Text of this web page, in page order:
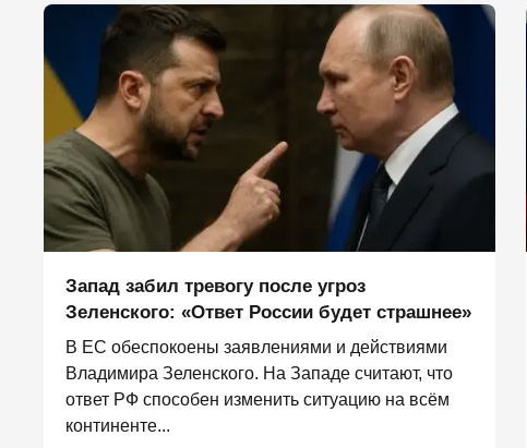
Запад забил тревогу после угроз
Зеленского: «Ответ России будет страшнее»
В ЕС обеспокоены заявлениями и действиями
Владимира Зеленского. На Западе считают, что
ответ РФ способен изменить ситуацию на всём
континенте...